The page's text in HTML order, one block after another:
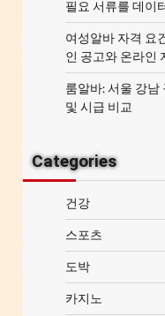
필요 서류를 데이
여성알바 자격 요
인 공고와 온라인
룸알바: 서울 강남
및 시급 비교
Categories
건강
스포츠
도박
카지노